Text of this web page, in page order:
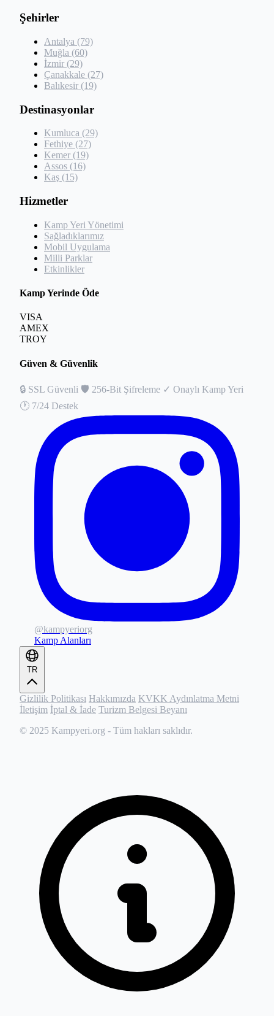
Şehirler
Antalya (79)
Muğla (60)
İzmir (29)
Çanakkale (27)
Balıkesir (19)
Destinasyonlar
Kumluca (29)
Fethiye (27)
Kemer (19)
Assos (16)
Kaş (15)
Hizmetler
Kamp Yeri Yönetimi
Sağladıklarımız
Mobil Uygulama
Milli Parklar
Etkinlikler
Kamp Yerinde Öde
VISA
AMEX
TROY
Güven & Güvenlik
🔒 SSL Güvenli 🛡️ 256-Bit Şifreleme ✓ Onaylı Kamp Yeri
🕐 7/24 Destek
@kampyeriorg
Kamp Alanları
TR
Gizlilik Politikası Hakkımızda KVKK Aydınlatma Metni
İletişim İptal & İade Turizm Belgesi Beyanı
© 2025 Kampyeri.org - Tüm hakları saklıdır.